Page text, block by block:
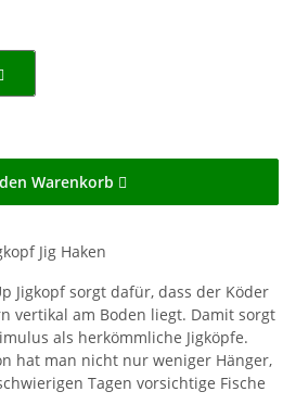
Warenkorb
Jig Haken
Jigkopf sorgt dafür, dass der Köder
vertikal am Boden liegt. Damit sorgt
als herkömmliche Jigköpfe.
hat man nicht nur weniger Hänger,
Tagen vorsichtige Fische